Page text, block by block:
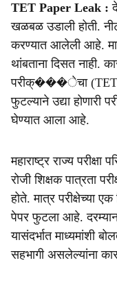
a
r
e
TET Paper Leak :
खळबळ उडाली होती.
करण्यात आलेली आहे.
थांबताना दिसत नाही.
परीक्���ेचा (TET)
फुटल्याने उद्या होणारी
घेण्यात आला आहे.
महाराष्ट्र राज्य
रोजी शिक्षक पात्रता
होते. मात्र परीक्षेच्या
पेपर फुटला आहे. दरम्यान
यासंदर्भात माध्यमांशी
सहभागी असलेल्यांना